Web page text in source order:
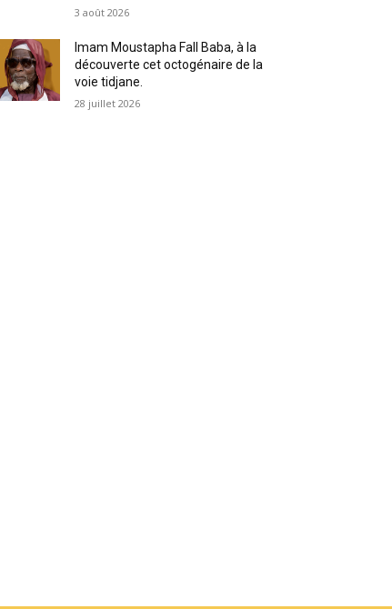
3 août 2026
Imam Moustapha Fall Baba, à la
découverte cet octogénaire de la
voie tidjane.
28 juillet 2026